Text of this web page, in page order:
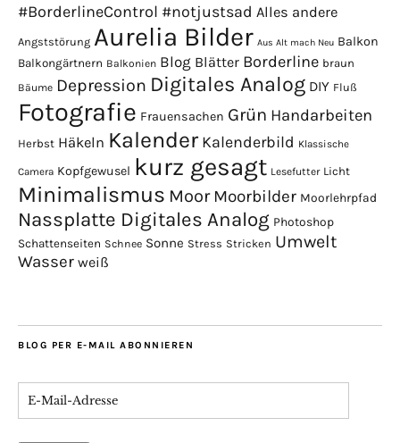
#BorderlineControl #notjustsad Alles andere
Angststörung Aurelia Bilder Aus Alt mach Neu Balkon
Balkongärtnern Balkonien Blog Blätter Borderline braun
Bäume Depression Digitales Analog DIY Fluß
Fotografie Frauensachen Grün Handarbeiten
Herbst Häkeln Kalender Kalenderbild Klassische
Camera Kopfgewusel kurz gesagt Lesefutter Licht
Minimalismus Moor Moorbilder Moorlehrpfad
Nassplatte Digitales Analog Photoshop
Schattenseiten Schnee Sonne Stress Stricken Umwelt
Wasser weiß
BLOG PER E-MAIL ABONNIEREN